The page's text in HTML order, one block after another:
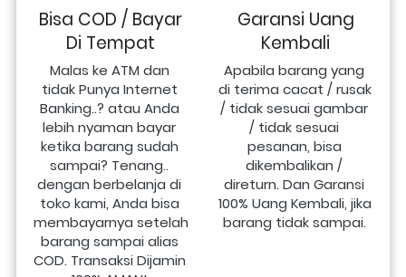
Bisa COD / Bayar
Di Tempat
Malas ke ATM dan
tidak Punya Internet
Banking..? atau Anda
lebih nyaman bayar
ketika barang sudah
sampai? Tenang..
dengan berbelanja di
toko kami, Anda bisa
membayarnya setelah
barang sampai alias
COD. Transaksi Dijamin
Garansi Uang
Kembali
Apabila barang yang
di terima cacat / rusak
/ tidak sesuai gambar
/ tidak sesuai
pesanan, bisa
dikembalikan /
direturn. Dan Garansi
100% Uang Kembali, jika
barang tidak sampai.